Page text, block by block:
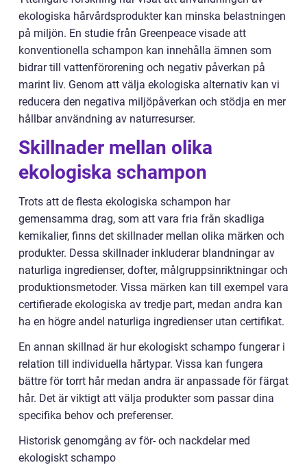
ekologiska hårvårdsprodukter kan minska belastningen
på miljön. En studie från Greenpeace visade att
konventionella schampon kan innehålla ämnen som
bidrar till vattenförorening och negativ påverkan på
marint liv. Genom att välja ekologiska alternativ kan vi
reducera den negativa miljöpåverkan och stödja en mer
hållbar användning av naturresurser.
Skillnader mellan olika
ekologiska schampon
Trots att de flesta ekologiska schampon har
gemensamma drag, som att vara fria från skadliga
kemikalier, finns det skillnader mellan olika märken och
produkter. Dessa skillnader inkluderar blandningar av
naturliga ingredienser, dofter, målgruppsinriktningar och
produktionsmetoder. Vissa märken kan till exempel vara
certifierade ekologiska av tredje part, medan andra kan
ha en högre andel naturliga ingredienser utan certifikat.
En annan skillnad är hur ekologiskt schampo fungerar i
relation till individuella hårtypar. Vissa kan fungera
bättre för torrt hår medan andra är anpassade för färgat
hår. Det är viktigt att välja produkter som passar dina
specifika behov och preferenser.
Historisk genomgång av för- och nackdelar med
ekologiskt schampo